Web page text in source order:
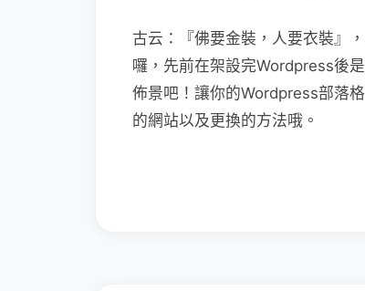
古云：『佛要金裝，人要衣裝』
囉，先前在架設完Wordpress後
佈景吧！讓你的Wordpress部落
的網站以及更換的方法哦。